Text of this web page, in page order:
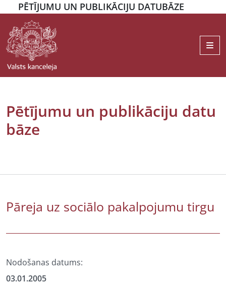
PĒTĪJUMU UN PUBLIKĀCIJU DATUBĀZE
Pētījumu un publikāciju datu
bāze
Pāreja uz sociālo pakalpojumu tirgu
Nodošanas datums:
03.01.2005